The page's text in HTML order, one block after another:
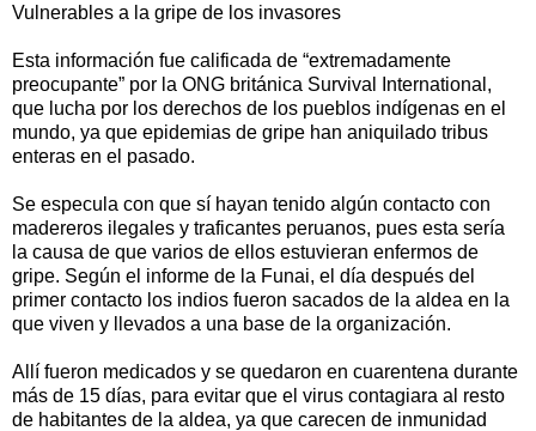
Vulnerables a la gripe de los invasores
Esta información fue calificada de “extremadamente
preocupante” por la ONG británica Survival International,
que lucha por los derechos de los pueblos indígenas en el
mundo, ya que epidemias de gripe han aniquilado tribus
enteras en el pasado.
Se especula con que sí hayan tenido algún contacto con
madereros ilegales y traficantes peruanos, pues esta sería
la causa de que varios de ellos estuvieran enfermos de
gripe. Según el informe de la Funai, el día después del
primer contacto los indios fueron sacados de la aldea en la
que viven y llevados a una base de la organización.
Allí fueron medicados y se quedaron en cuarentena durante
más de 15 días, para evitar que el virus contagiara al resto
de habitantes de la aldea, ya que carecen de inmunidad